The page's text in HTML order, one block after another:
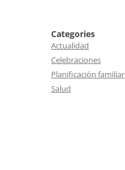
Categories
Actualidad
Celebraciones
Planificación familiar
Salud